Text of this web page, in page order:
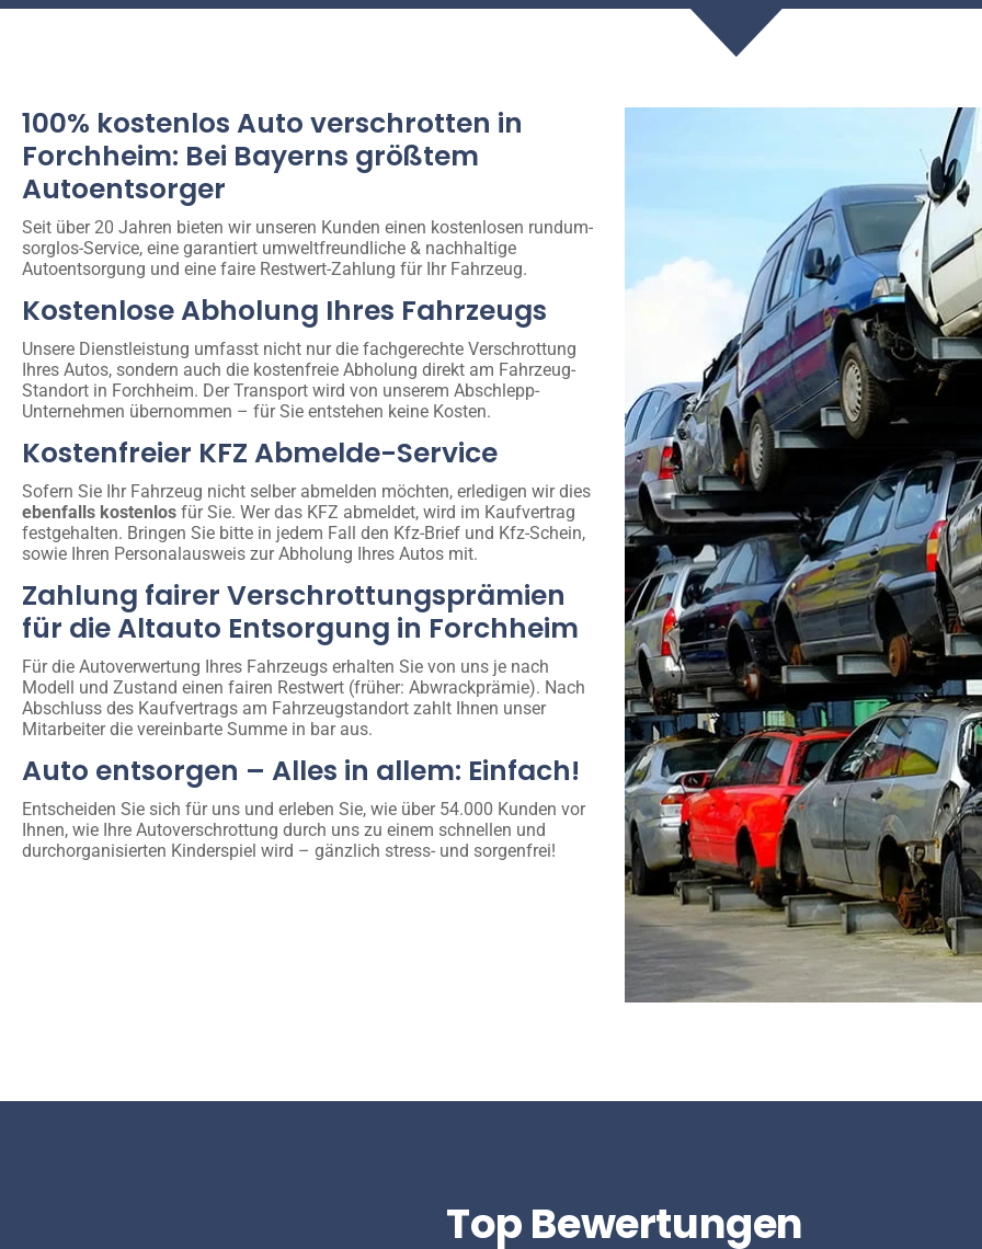
100% kostenlos Auto verschrotten in
Forchheim: Bei Bayerns größtem
Autoentsorger
Seit über 20 Jahren bieten wir unseren Kunden einen kostenlosen rundum-
sorglos-Service, eine garantiert umweltfreundliche & nachhaltige
Autoentsorgung und eine faire Restwert-Zahlung für Ihr Fahrzeug.
Kostenlose Abholung Ihres Fahrzeugs
Unsere Dienstleistung umfasst nicht nur die fachgerechte Verschrottung
Ihres Autos, sondern auch die kostenfreie Abholung direkt am Fahrzeug-
Standort in Forchheim. Der Transport wird von unserem Abschlepp-
Unternehmen übernommen – für Sie entstehen keine Kosten.
Kostenfreier KFZ Abmelde-Service
Sofern Sie Ihr Fahrzeug nicht selber abmelden möchten, erledigen wir dies
ebenfalls kostenlos für Sie. Wer das KFZ abmeldet, wird im Kaufvertrag
festgehalten. Bringen Sie bitte in jedem Fall den Kfz-Brief und Kfz-Schein,
sowie Ihren Personalausweis zur Abholung Ihres Autos mit.
Zahlung fairer Verschrottungsprämien
für die Altauto Entsorgung in Forchheim
Für die Autoverwertung Ihres Fahrzeugs erhalten Sie von uns je nach
Modell und Zustand einen fairen Restwert (früher: Abwrackprämie). Nach
Abschluss des Kaufvertrags am Fahrzeugstandort zahlt Ihnen unser
Mitarbeiter die vereinbarte Summe in bar aus.
Auto entsorgen – Alles in allem: Einfach!
Entscheiden Sie sich für uns und erleben Sie, wie über 54.000 Kunden vor
Ihnen, wie Ihre Autoverschrottung durch uns zu einem schnellen und
durchorganisierten Kinderspiel wird – gänzlich stress- und sorgenfrei!
Top Bewertungen